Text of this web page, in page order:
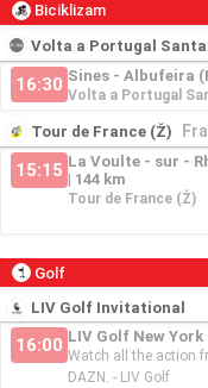
Biciklizam
Volta a Portugal
16:30 Sines - Albufeira
Volta a Portugal
Tour de France (Ž)
15:15 La Voulte - sur -
| 144 km
Tour de France (Ž)
Golf
LIV Golf Invitational
16:00 LIV Golf New York
Watch all the action
DAZN. - LIV Golf